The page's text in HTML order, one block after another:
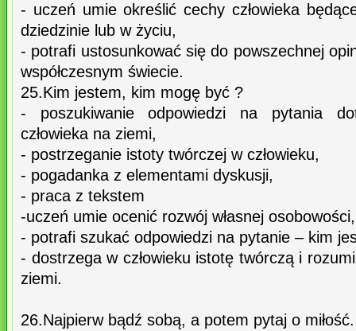
- uczeń umie określić cechy człowieka
dziedzinie lub w życiu,
- potrafi ustosunkować się do powszechnej
współczesnym świecie.
25.Kim jestem, kim mogę być ?
- poszukiwanie odpowiedzi na pytania
człowieka na ziemi,
- postrzeganie istoty twórczej w człowieku,
- pogadanka z elementami dyskusji,
- praca z tekstem
-uczeń umie ocenić rozwój własnej osobowości,
- potrafi szukać odpowiedzi na pytanie – kim
- dostrzega w człowieku istotę twórczą i
ziemi.
26.Najpierw bądź sobą, a potem pytaj o miłość.